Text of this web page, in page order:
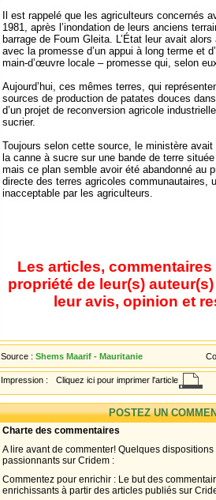
Il est rappelé que les agriculteurs concernés
1981, après l’inondation de leurs anciens
barrage de Foum Gleita. L’État leur avait
avec la promesse d’un appui à long terme et
main-d’œuvre locale – promesse qui, selon
Aujourd’hui, ces mêmes terres, qui
sources de production de patates douces
d’un projet de reconversion agricole
sucrier.
Toujours selon cette source, le ministère
la canne à sucre sur une bande de terre
mais ce plan semble avoir été abandonné au
directe des terres agricoles communautaires,
inacceptable par les agriculteurs.
Les articles,
propriété de leur(s)
leur avis, opinion et
Source : Shems Maarif - Mauritanie
Impression : Cliquez ici pour imprimer l'article
POSTEZ UN
Charte des commentaires
A lire avant de commenter! Quelques
passionnants sur Cridem :
Commentez pour enrichir : Le but des
enrichissants à partir des articles publiés sur